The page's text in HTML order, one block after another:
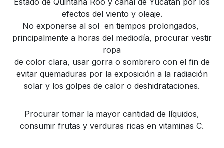
Estado de Quintana Roo y canal de Yucatán por los
efectos del viento y oleaje.
No exponerse al sol en tiempos prolongados,
principalmente a horas del mediodía, procurar vestir
ropa
de color clara, usar gorra o sombrero con el fin de
evitar quemaduras por la exposición a la radiación
solar y los golpes de calor o deshidrataciones.
Procurar tomar la mayor cantidad de líquidos,
consumir frutas y verduras ricas en vitaminas C.